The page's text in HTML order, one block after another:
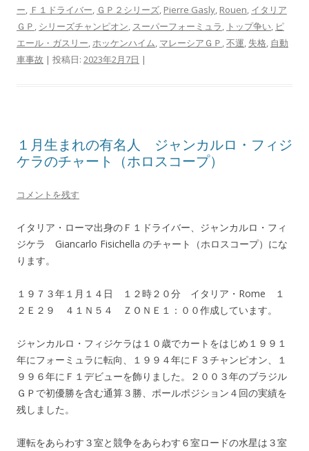
ー, Ｆ１ドライバー, ＧＰ２シリーズ, Pierre Gasly, Rouen, イタリア
ＧＰ , シリーズチャンピオン, スーパーフォーミュラ, トップ争い, ピ
エール・ガスリー,ホッケンハイム, マレーシアＧＰ ,不運, 失格, 自動
車事故 | 投稿日: 2023年2月7日 |
１月生まれの有名人 ジャンカルロ・フィジ
ケラのチャート（ホロスコープ）
コメントを残す
イタリア・ローマ出身のＦ１ドライバー、ジャンカルロ・フィ
ジケラ Giancarlo Fisichella のチャート（ホロスコープ）にな
ります。
１９７３年１月１４日 １２時２０分 イタリア・Rome １
２Ｅ２９ ４１Ｎ５４ ＺＯＮＥ１：００作成しています。
ジャンカルロ・フィジケラは１０歳でカートをはじめ１９９１
年にフォーミュラに転向、１９９４年にＦ３チャンピオン、１
９９６年にＦ１デビューを飾りました。２００３年のブラジル
ＧＰで初優勝を含む通算３勝、ポールポジション４回の実績を
残しました。
運転をあらわす３室と競争をあらわす６室ロードの水星は３室